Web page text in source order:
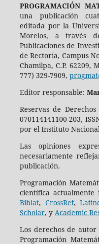
PROGRAMACIÓN
una publicación
editada por la
Morelos, a través
Publicaciones de
de Rectoría, Campus
Chamilpa, C.P. 62209,
777) 329-7909,
Editor responsable:
Reservas de
070114141100-203,
por el Instituto
Las opiniones
necesariamente
publicación.
Programación
científica
Biblat, CrossRef,
Scholar, y Academic
Los derechos de
Programación